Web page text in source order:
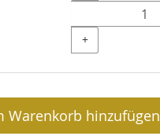
+
Warenkorb hinzufügen